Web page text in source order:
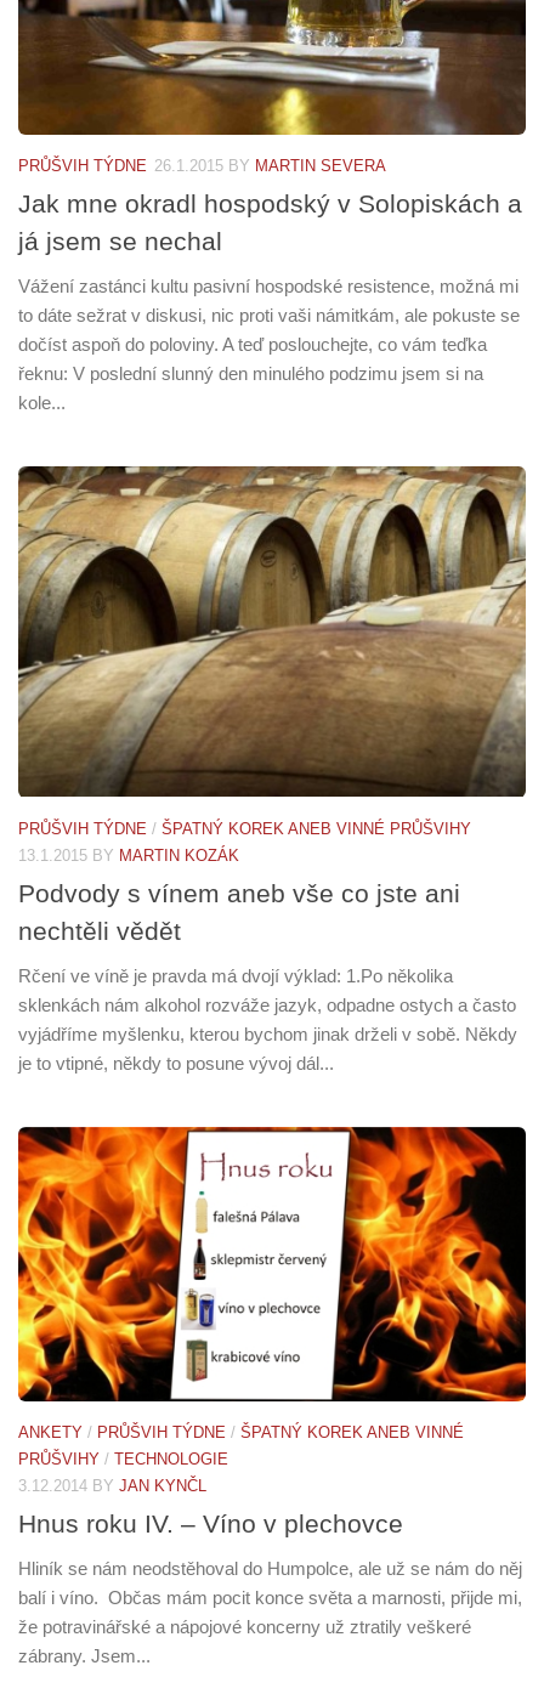
PRŮŠVIH TÝDNE 26.1.2015 BY MARTIN SEVERA
Jak mne okradl hospodský v Solopiskách a
já jsem se nechal
Vážení zastánci kultu pasivní hospodské resistence, možná mi
to dáte sežrat v diskusi, nic proti vaši námitkám, ale pokuste se
dočíst aspoň do poloviny. A teď poslouchejte, co vám teďka
řeknu: V poslední slunný den minulého podzimu jsem si na
kole...
PRŮŠVIH TÝDNE / ŠPATNÝ KOREK ANEB VINNÉ PRŮŠVIHY
13.1.2015 BY MARTIN KOZÁK
Podvody s vínem aneb vše co jste ani
nechtěli vědět
Rčení ve víně je pravda má dvojí výklad: 1.Po několika
sklenkách nám alkohol rozváže jazyk, odpadne ostych a často
vyjádříme myšlenku, kterou bychom jinak drželi v sobě. Někdy
je to vtipné, někdy to posune vývoj dál...
ANKETY / PRŮŠVIH TÝDNE / ŠPATNÝ KOREK ANEB VINNÉ
PRŮŠVIHY / TECHNOLOGIE
3.12.2014 BY JAN KYNČL
Hnus roku IV. – Víno v plechovce
Hliník se nám neodstěhoval do Humpolce, ale už se nám do něj
balí i víno. Občas mám pocit konce světa a marnosti, přijde mi,
že potravinářské a nápojové koncerny už ztratily veškeré
zábrany. Jsem...